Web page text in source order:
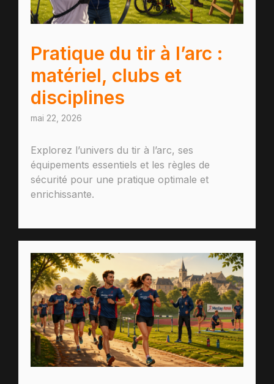
Pratique du tir à l’arc :
matériel, clubs et
disciplines
mai 22, 2026
Explorez l’univers du tir à l’arc, ses
équipements essentiels et les règles de
sécurité pour une pratique optimale et
enrichissante.